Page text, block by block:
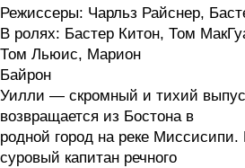
Режиссеры: Чарльз Райснер,
В ролях: Бастер Китон, Том
Том Льюис, Марион
Байрон
Уилли — скромный и тихий
возвращается из Бостона в
родной город на реке
суровый капитан речного